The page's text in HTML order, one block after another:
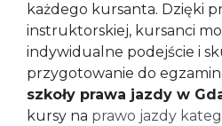
każdego kursanta. Dzięki
instruktorskiej, kursanci
indywidualne podejście i
przygotowanie do
szkoły prawa jazdy w
kursy na prawo jazdy